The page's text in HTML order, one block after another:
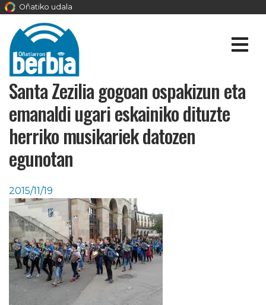
Oñatiko udala
Santa Zezilia gogoan ospakizun eta
emanaldi ugari eskainiko dituzte
herriko musikariek datozen
egunotan
2015/11/19